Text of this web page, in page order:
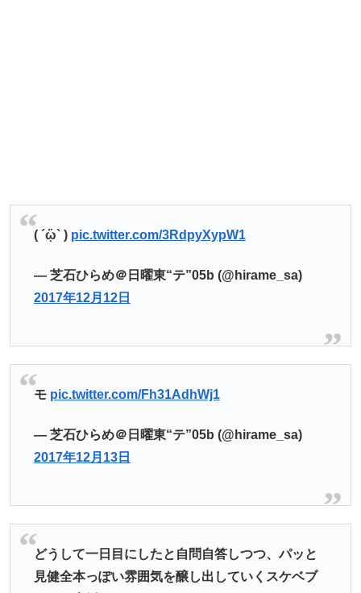
( ´ᾥ` ) pic.twitter.com/3RdpyXypW1
— 芝石ひらめ＠日曜東“テ”05b (@hirame_sa)
2017年12月12日
モ pic.twitter.com/Fh31AdhWj1
— 芝石ひらめ＠日曜東“テ”05b (@hirame_sa)
2017年12月13日
どうして一日目にしたと自問自答しつつ、パッと
見健全本っぽい雰囲気を醸し出していくスケベブ